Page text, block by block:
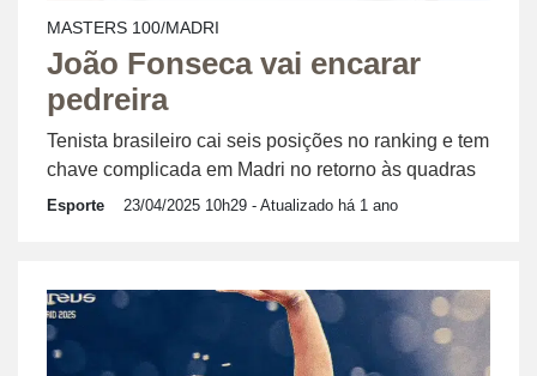
MASTERS 100/MADRI
João Fonseca vai encarar
pedreira
Tenista brasileiro cai seis posições no ranking e tem
chave complicada em Madri no retorno às quadras
Esporte 23/04/2025 10h29 - Atualizado há 1 ano